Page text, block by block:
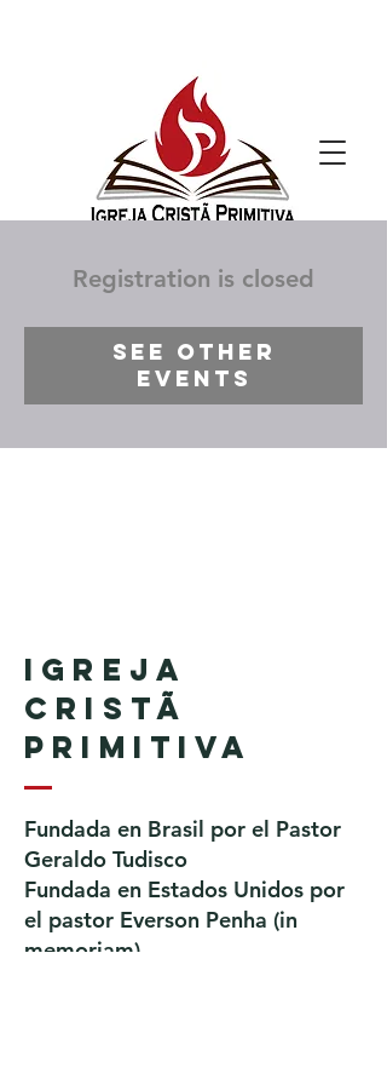
Registration is closed
See other
events
Igreja
Cristã
Primitiva
Fundada en Brasil por el Pastor
Geraldo Tudisco
Fundada en Estados Unidos por
el pastor Everson Penha ​(in
memoriam)